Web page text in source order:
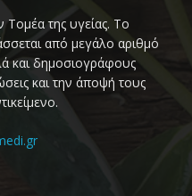
της υγείας. Το
από μεγάλο αριθμό
και δημοσιογράφους
και την άποψή τους